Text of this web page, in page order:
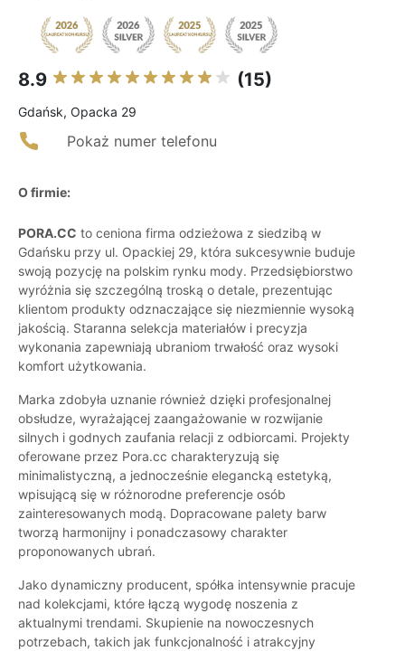
8.9 (15)
Gdańsk, Opacka 29
Pokaż numer telefonu
O firmie:
PORA.CC to ceniona firma odzieżowa z siedzibą w
Gdańsku przy ul. Opackiej 29, która sukcesywnie buduje
swoją pozycję na polskim rynku mody. Przedsiębiorstwo
wyróżnia się szczególną troską o detale, prezentując
klientom produkty odznaczające się niezmiennie wysoką
jakością. Staranna selekcja materiałów i precyzja
wykonania zapewniają ubraniom trwałość oraz wysoki
komfort użytkowania.
Marka zdobyła uznanie również dzięki profesjonalnej
obsłudze, wyrażającej zaangażowanie w rozwijanie
silnych i godnych zaufania relacji z odbiorcami. Projekty
oferowane przez Pora.cc charakteryzują się
minimalistyczną, a jednocześnie elegancką estetyką,
wpisującą się w różnorodne preferencje osób
zainteresowanych modą. Dopracowane palety barw
tworzą harmonijny i ponadczasowy charakter
proponowanych ubrań.
Jako dynamiczny producent, spółka intensywnie pracuje
nad kolekcjami, które łączą wygodę noszenia z
aktualnymi trendami. Skupienie na nowoczesnych
potrzebach, takich jak funkcjonalność i atrakcyjny